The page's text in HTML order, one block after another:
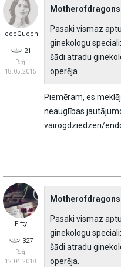
IcceQueen
21
Reģ:
18.05.2015
Motherofdragons
Pasaki vismaz
ginekologu
šādi atradu
operēja.
Piemēram, es
neauglības
vairogdziedzeri/
Fifty
327
Reģ:
12.04.2018
Motherofdragons
Pasaki vismaz
ginekologu
šādi atradu
operēja.